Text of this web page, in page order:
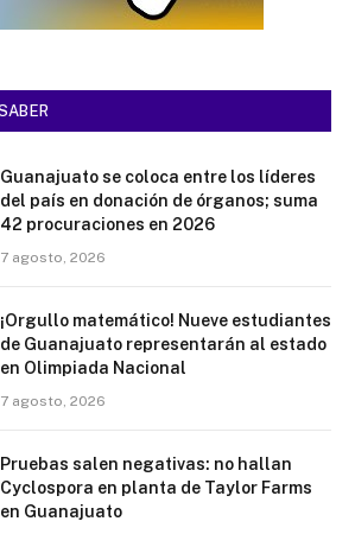
Guanajuato se coloca entre los líderes
del país en donación de órganos; suma
42 procuraciones en 2026
7 agosto, 2026
¡Orgullo matemático! Nueve estudiantes
de Guanajuato representarán al estado
en Olimpiada Nacional
7 agosto, 2026
Pruebas salen negativas: no hallan
Cyclospora en planta de Taylor Farms
en Guanajuato